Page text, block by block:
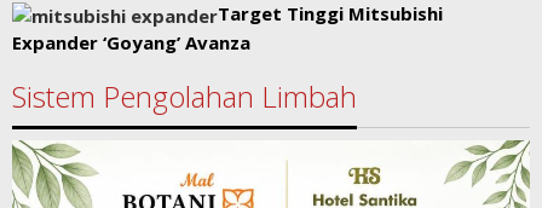
Target Tinggi Mitsubishi
Expander ‘Goyang’ Avanza
Sistem Pengolahan Limbah